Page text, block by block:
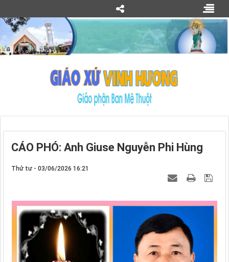
CÁO PHÓ: Anh Giuse Nguyễn Phi Hùng
Thứ tư - 03/06/2026 16:21